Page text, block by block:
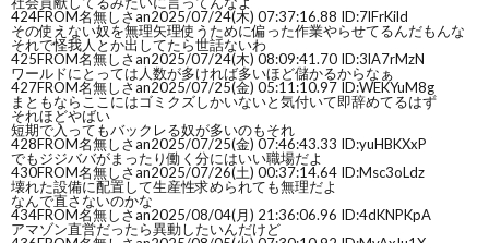
424FROM名無しさan2025/07/24(木) 07:37:16.88 ID:7lFrKild
その使えない奴を無理矢理使うために偏った作業やらせてるんだもんな
それで怪我人とか出してたら世話ないわ
425FROM名無しさan2025/07/24(木) 08:09:41.70 ID:3lA7rMzN
ワールドにとっては人数が多ければ多いほど儲かるからなぁ
427FROM名無しさan2025/07/25(金) 05:11:10.97 ID:WEKYuM8g
まともならここにはゴミクズしかいないと気付いて即辞めてるはず
それほどやばい
短期で入ってもバックレる奴が多いのもそれ
428FROM名無しさan2025/07/25(金) 07:46:43.33 ID:yuHBKXxP
でもジジババがまったり働く分にはいい職場だよ
430FROM名無しさan2025/07/26(土) 00:37:14.64 ID:Msc3oLdz
壊れた設備に配置して生産性求められても無理だよ
なんで直さないのかな
434FROM名無しさan2025/08/04(月) 21:36:06.96 ID:4dKNPKpA
アマゾン直営だったら異動したいんだけど